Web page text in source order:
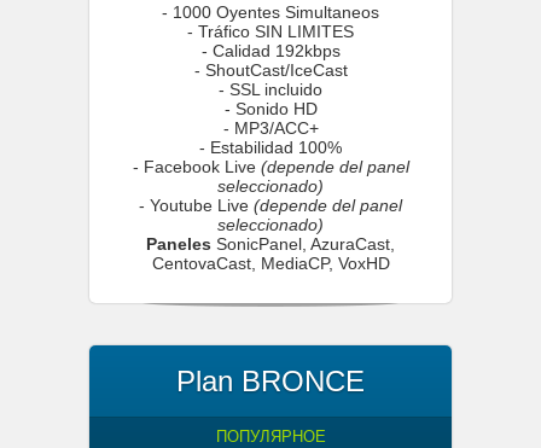
- 1000 Oyentes Simultaneos
- Tráfico SIN LIMITES
- Calidad 192kbps
- ShoutCast/IceCast
- SSL incluido
- Sonido HD
- MP3/ACC+
- Estabilidad 100%
- Facebook Live (depende del panel
seleccionado)
- Youtube Live (depende del panel
seleccionado)
Paneles SonicPanel, AzuraCast,
CentovaCast, MediaCP, VoxHD
Plan BRONCE
ПОПУЛЯРНОЕ